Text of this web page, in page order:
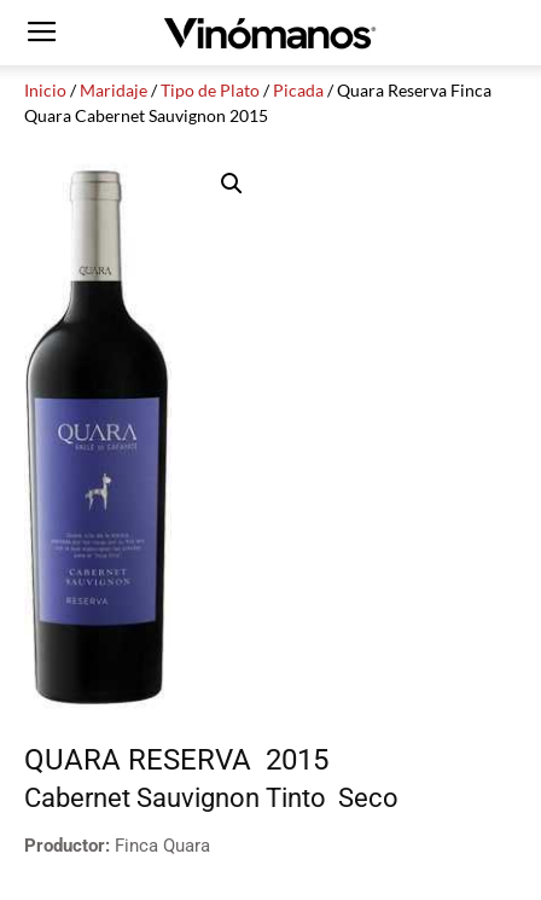
Inicio/Maridaje/Tipo de Plato/Picada/ Quara Reserva Finca
Quara Cabernet Sauvignon 2015
QUARA RESERVA 2015
Cabernet Sauvignon Tinto Seco
Productor: Finca Quara